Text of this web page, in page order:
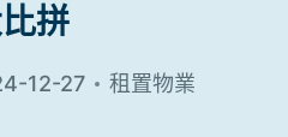
拼
12-27 租置物業